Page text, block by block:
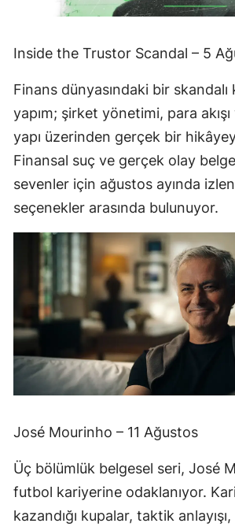
Inside the Trustor Scandal – 5
Finans dünyasındaki bir skandalı
yapım; şirket yönetimi, para
yapı üzerinden gerçek bir
Finansal suç ve gerçek olay
sevenler için ağustos ayında
seçenekler arasında bulunuyor.
José Mourinho – 11 Ağustos
Üç bölümlük belgesel seri, José
futbol kariyerine odaklanıyor.
kazandığı kupalar, taktik